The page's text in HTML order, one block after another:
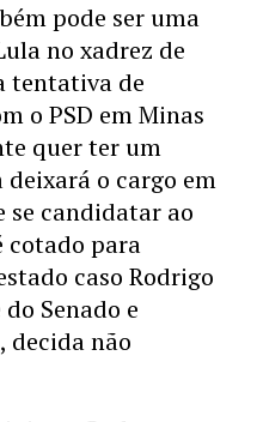
pode ser uma
no xadrez de
tentativa de
o PSD em Minas
quer ter um
o cargo em
se candidatar ao
cotado para
caso Rodrigo
Senado e
decida não